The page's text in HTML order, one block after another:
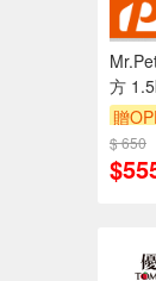
方
犬
贈
$ 650